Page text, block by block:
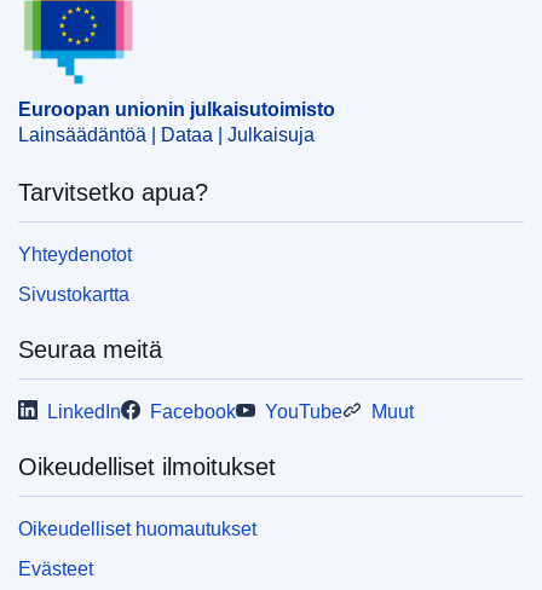
Euroopan unionin julkaisutoimisto
Lainsäädäntöä | Dataa | Julkaisuja
Tarvitsetko apua?
Yhteydenotot
Sivustokartta
Seuraa meitä
LinkedIn Facebook YouTube Muut
Oikeudelliset ilmoitukset
Oikeudelliset huomautukset
Evästeet